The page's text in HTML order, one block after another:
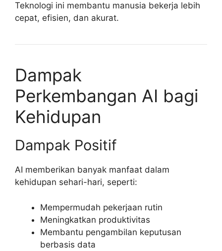
Teknologi ini membantu manusia bekerja lebih
cepat, efisien, dan akurat.
Dampak
Perkembangan AI bagi
Kehidupan
Dampak Positif
AI memberikan banyak manfaat dalam
kehidupan sehari-hari, seperti:
Mempermudah pekerjaan rutin
Meningkatkan produktivitas
Membantu pengambilan keputusan
berbasis data